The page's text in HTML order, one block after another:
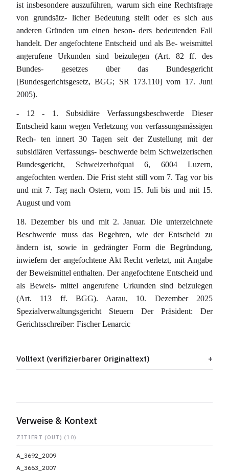
ist insbesondere auszuführen, warum sich eine Rechtsfrage
von grundsätz- licher Bedeutung stellt oder es sich aus
anderen Gründen um einen beson- ders bedeutenden Fall
handelt. Der angefochtene Entscheid und als Be- weismittel
angerufene Urkunden sind beizulegen (Art. 82 ff. des
Bundes- gesetzes über das Bundesgericht
[Bundesgerichtsgesetz, BGG; SR 173.110] vom 17. Juni
2005).
- 12 - 1. Subsidiäre Verfassungsbeschwerde Dieser
Entscheid kann wegen Verletzung von verfassungsmässigen
Rech- ten innert 30 Tagen seit der Zustellung mit der
subsidiären Verfassungs- beschwerde beim Schweizerischen
Bundesgericht, Schweizerhofquai 6, 6004 Luzern,
angefochten werden. Die Frist steht still vom 7. Tag vor bis
und mit 7. Tag nach Ostern, vom 15. Juli bis und mit 15.
August und vom
18. Dezember bis und mit 2. Januar. Die unterzeichnete
Beschwerde muss das Begehren, wie der Entscheid zu
ändern ist, sowie in gedrängter Form die Begründung,
inwiefern der angefochtene Akt Recht verletzt, mit Angabe
der Beweismittel enthalten. Der angefochtene Entscheid und
als Beweis- mittel angerufene Urkunden sind beizulegen
(Art. 113 ff. BGG). Aarau, 10. Dezember 2025
Spezialverwaltungsgericht Steuern Der Präsident: Der
Gerichtsschreiber: Fischer Lenarcic
Volltext (verifizierbarer Originaltext)
Verweise & Kontext
ZITIERT (OUT) (10)
A_3692_2009
A_3663_2007